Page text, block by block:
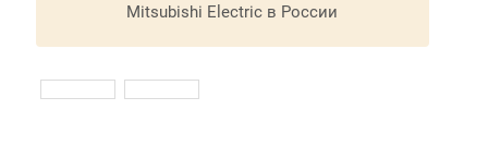
Mitsubishi Electric в России